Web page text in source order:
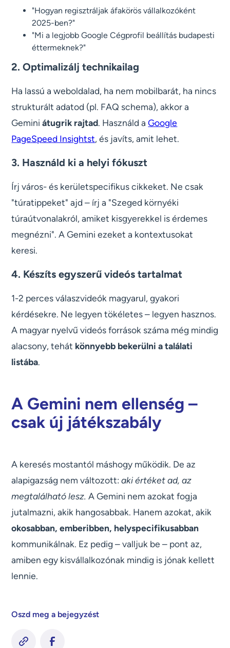
"Hogyan regisztráljak áfakörös vállalkozóként
2025-ben?"
"Mi a legjobb Google Cégprofil beállítás budapesti
éttermeknek?"
2. Optimalizálj technikailag
Ha lassú a weboldalad, ha nem mobilbarát, ha nincs
strukturált adatod (pl. FAQ schema), akkor a
Geminiátugrik rajtad. Használd aGoogle
PageSpeed Insightst, és javíts, amit lehet.
3. Használd ki a helyi fókuszt
Írj város- és kerületspecifikus cikkeket. Ne csak
"túratippeket" ajd – írj a "Szeged környéki
túraútvonalakról, amiket kisgyerekkel is érdemes
megnézni". A Gemini ezeket a kontextusokat
keresi.
4. Készíts egyszerű videós tartalmat
1-2 perces válaszvideók magyarul, gyakori
kérdésekre. Ne legyen tökéletes – legyen hasznos.
A magyar nyelvű videós források száma még mindig
alacsony, tehát könnyebb bekerülni a találati
listába.
A Gemini nem ellenség –
csak új játékszabály
A keresés mostantól máshogy működik. De az
alapigazság nem változott:aki értéket ad, az
megtalálható lesz. A Gemini nem azokat fogja
jutalmazni, akik hangosabbak. Hanem azokat, akik
okosabban, emberibben, helyspecifikusabban
kommunikálnak. Ez pedig – valljuk be – pont az,
amiben egy kisvállalkozónak mindig is jónak kellett
lennie.
Oszd meg a bejegyzést